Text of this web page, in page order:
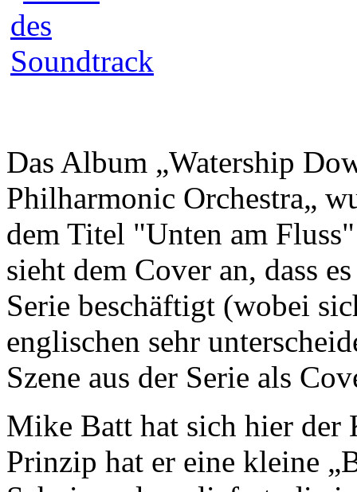
Das Album „Watership
Philharmonic Orchestra„
dem Titel "Unten am
sieht dem Cover an, dass
Serie beschäftigt (wobei
englischen sehr
Szene aus der Serie als
Mike Batt hat sich hier
Prinzip hat er eine kleine